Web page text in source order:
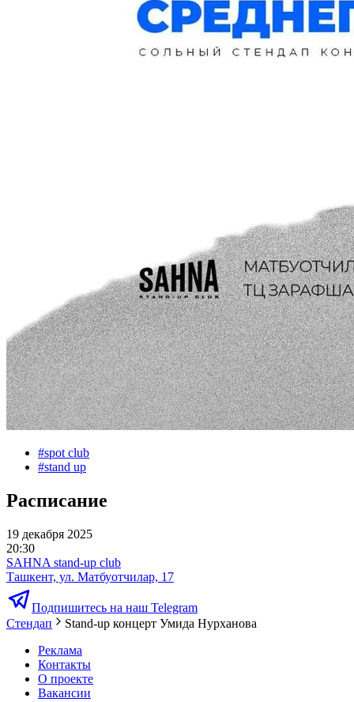
#spot club
#stand up
Расписание
19 декабря 2025
20:30
SAHNA stand-up club
Ташкент, ул. Матбуотчилар, 17
Подпишитесь на наш Telegram
Стендап
Stand-up концерт Умида Нурханова
Реклама
Контакты
О проекте
Вакансии